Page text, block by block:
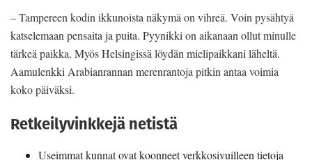
– Tampereen kodin ikkunoista näkymä on vihreä. Voin pysähtyä
katselemaan pensaita ja puita. Pyynikki on aikanaan ollut minulle
tärkeä paikka. Myös Helsingissä löydän mielipaikkani läheltä.
Aamulenkki Arabianrannan merenrantoja pitkin antaa voimia
koko päiväksi.
Retkeilyvinkkejä netistä
Useimmat kunnat ovat koonneet verkkosivuilleen tietoja